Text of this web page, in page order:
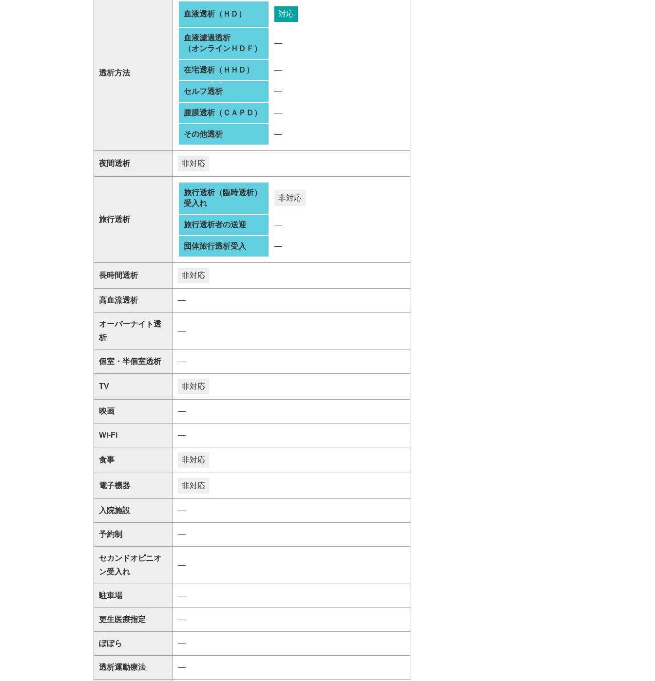
透析方法
血液透析（ＨＤ） 対応
血液濾過透析
（オンラインＨＤＦ）
―
在宅透析（ＨＨＤ） ―
セルフ透析 ―
腹膜透析（ＣＡＰＤ） ―
その他透析 ―
夜間透析 非対応
旅行透析
旅行透析（臨時透析）
受入れ
非対応
旅行透析者の送迎 ―
団体旅行透析受入 ―
長時間透析 非対応
高血流透析 ―
オーバーナイト透
析
―
個室・半個室透析 ―
TV 非対応
映画 ―
Wi-Fi ―
食事 非対応
電子機器 非対応
入院施設 ―
予約制 ―
セカンドオピニオ
ン受入れ
―
駐車場 ―
更生医療指定 ―
ぽぽら ―
透析運動療法 ―